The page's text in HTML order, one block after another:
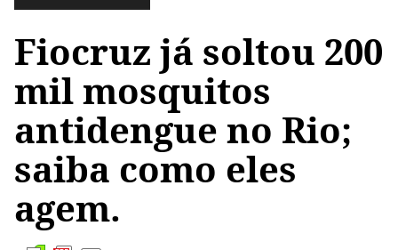
Fiocruz já soltou 200
mil mosquitos
antidengue no Rio;
saiba como eles
agem.